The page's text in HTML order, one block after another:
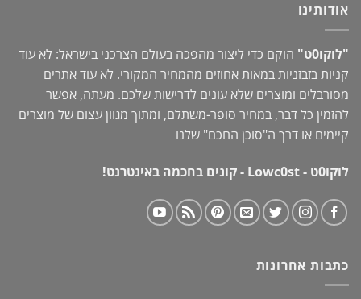
אודותינו
"לוקו0ט"
הוקם כדי ליצור מהפכה בעולם הצרכני בישראל: לא עוד
קניות בזבזניות במאות אחוזים מהמחיר המקורי. לא עוד אתרים
מסורבלים ומוצרים שלא עונים לדרישות שלכם. מעתה, אפשר
להזמין כל דבר, במחיר סופר-משתלם, ומתוך מגוון עצום של מוצרים
קיימים או דרך ה"סוכן החכם" שלנו
לוקו0ט - Lowc0st - קונים בחכמה באינטרנט!
כתבות אחרונות